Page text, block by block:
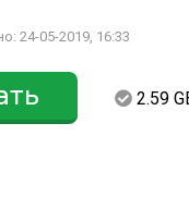
24-05-2019, 16:33
2.59